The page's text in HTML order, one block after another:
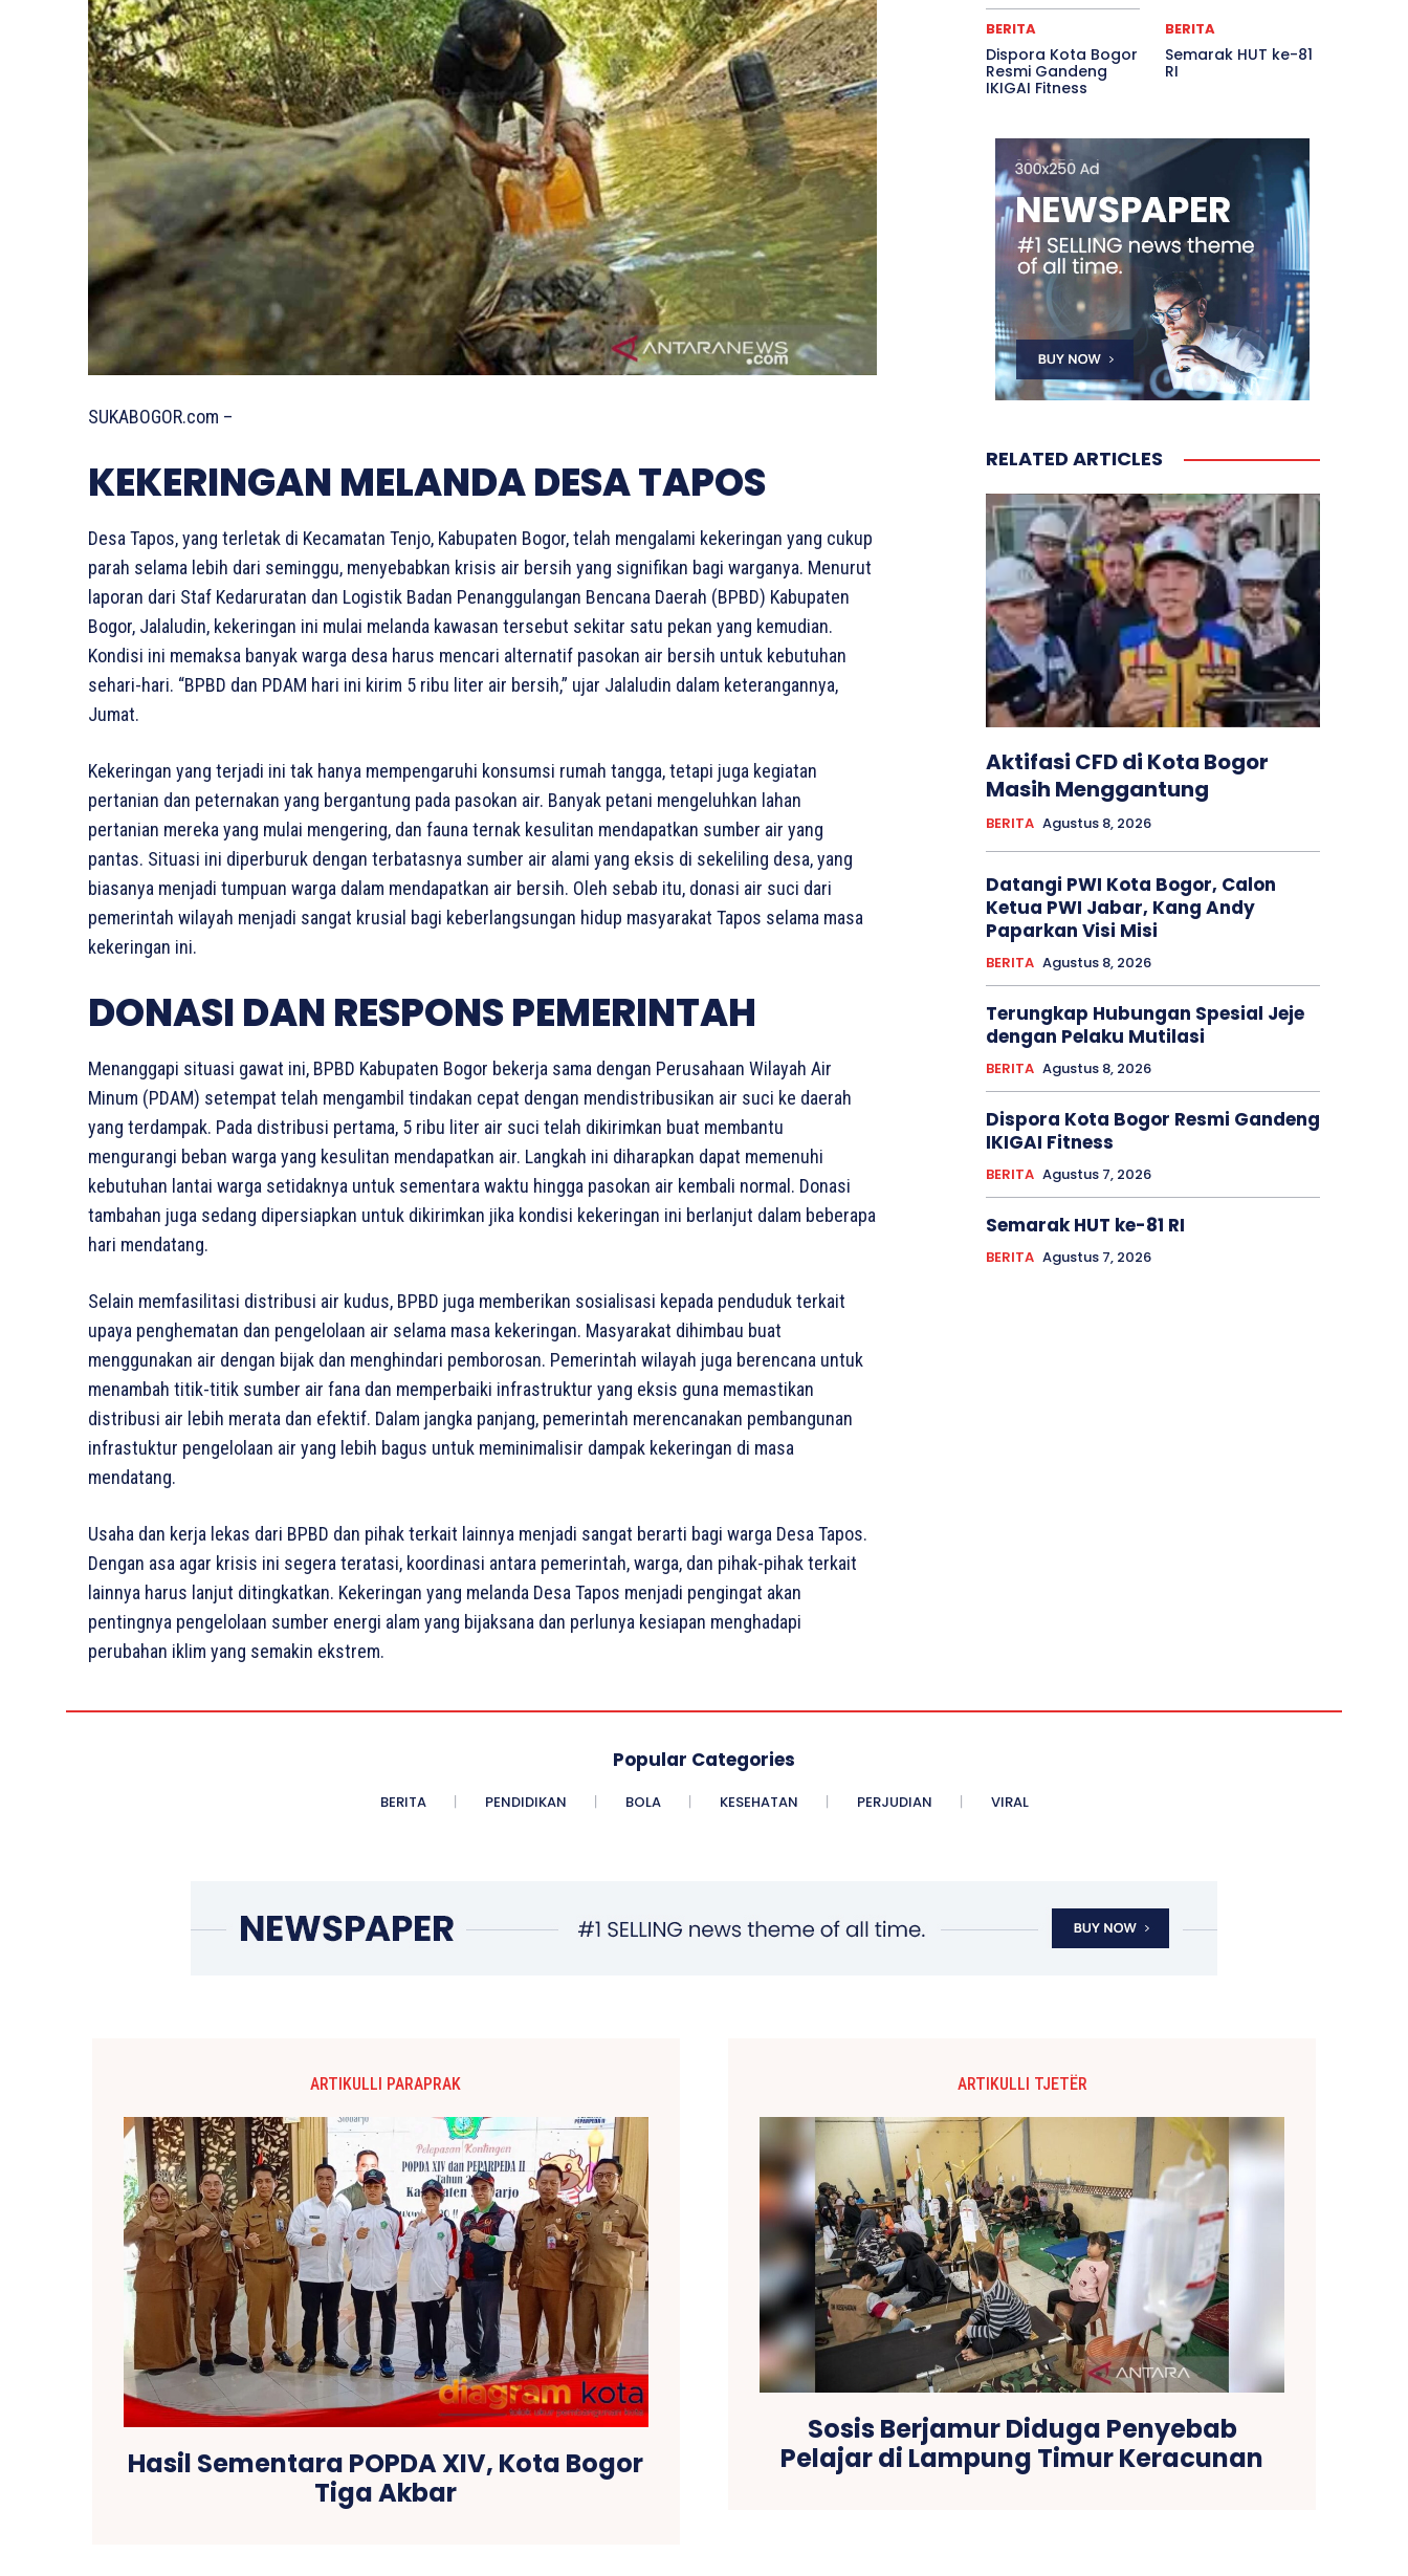
SUKABOGOR.com –
KEKERINGAN MELANDA DESA TAPOS
Desa Tapos, yang terletak di Kecamatan Tenjo, Kabupaten Bogor, telah mengalami kekeringan yang cukup
parah selama lebih dari seminggu, menyebabkan krisis air bersih yang signifikan bagi warganya. Menurut
laporan dari Staf Kedaruratan dan Logistik Badan Penanggulangan Bencana Daerah (BPBD) Kabupaten
Bogor, Jalaludin, kekeringan ini mulai melanda kawasan tersebut sekitar satu pekan yang kemudian.
Kondisi ini memaksa banyak warga desa harus mencari alternatif pasokan air bersih untuk kebutuhan
sehari-hari. “BPBD dan PDAM hari ini kirim 5 ribu liter air bersih,” ujar Jalaludin dalam keterangannya,
Jumat.
Kekeringan yang terjadi ini tak hanya mempengaruhi konsumsi rumah tangga, tetapi juga kegiatan
pertanian dan peternakan yang bergantung pada pasokan air. Banyak petani mengeluhkan lahan
pertanian mereka yang mulai mengering, dan fauna ternak kesulitan mendapatkan sumber air yang
pantas. Situasi ini diperburuk dengan terbatasnya sumber air alami yang eksis di sekeliling desa, yang
biasanya menjadi tumpuan warga dalam mendapatkan air bersih. Oleh sebab itu, donasi air suci dari
pemerintah wilayah menjadi sangat krusial bagi keberlangsungan hidup masyarakat Tapos selama masa
kekeringan ini.
DONASI DAN RESPONS PEMERINTAH
Menanggapi situasi gawat ini, BPBD Kabupaten Bogor bekerja sama dengan Perusahaan Wilayah Air
Minum (PDAM) setempat telah mengambil tindakan cepat dengan mendistribusikan air suci ke daerah
yang terdampak. Pada distribusi pertama, 5 ribu liter air suci telah dikirimkan buat membantu
mengurangi beban warga yang kesulitan mendapatkan air. Langkah ini diharapkan dapat memenuhi
kebutuhan lantai warga setidaknya untuk sementara waktu hingga pasokan air kembali normal. Donasi
tambahan juga sedang dipersiapkan untuk dikirimkan jika kondisi kekeringan ini berlanjut dalam beberapa
hari mendatang.
Selain memfasilitasi distribusi air kudus, BPBD juga memberikan sosialisasi kepada penduduk terkait
upaya penghematan dan pengelolaan air selama masa kekeringan. Masyarakat dihimbau buat
menggunakan air dengan bijak dan menghindari pemborosan. Pemerintah wilayah juga berencana untuk
menambah titik-titik sumber air fana dan memperbaiki infrastruktur yang eksis guna memastikan
distribusi air lebih merata dan efektif. Dalam jangka panjang, pemerintah merencanakan pembangunan
infrastuktur pengelolaan air yang lebih bagus untuk meminimalisir dampak kekeringan di masa
mendatang.
Usaha dan kerja lekas dari BPBD dan pihak terkait lainnya menjadi sangat berarti bagi warga Desa Tapos.
Dengan asa agar krisis ini segera teratasi, koordinasi antara pemerintah, warga, dan pihak-pihak terkait
lainnya harus lanjut ditingkatkan. Kekeringan yang melanda Desa Tapos menjadi pengingat akan
pentingnya pengelolaan sumber energi alam yang bijaksana dan perlunya kesiapan menghadapi
perubahan iklim yang semakin ekstrem.
BERITA
Dispora Kota Bogor
Resmi Gandeng
IKIGAI Fitness
BERITA
Semarak HUT ke-81
RI
RELATED ARTICLES
Aktifasi CFD di Kota Bogor
Masih Menggantung
BERITA Agustus 8, 2026
Datangi PWI Kota Bogor, Calon
Ketua PWI Jabar, Kang Andy
Paparkan Visi Misi
BERITA Agustus 8, 2026
Terungkap Hubungan Spesial Jeje
dengan Pelaku Mutilasi
BERITA Agustus 8, 2026
Dispora Kota Bogor Resmi Gandeng
IKIGAI Fitness
BERITA Agustus 7, 2026
Semarak HUT ke-81 RI
BERITA Agustus 7, 2026
Popular Categories
BERITA PENDIDIKAN BOLA KESEHATAN PERJUDIAN VIRAL
ARTIKULLI PARAPRAK
Hasil Sementara POPDA XIV, Kota Bogor
Tiga Akbar
ARTIKULLI TJETËR
Sosis Berjamur Diduga Penyebab
Pelajar di Lampung Timur Keracunan